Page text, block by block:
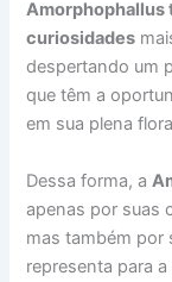
Amorphophallus
curiosidades
despertando um
que têm a
em sua plena
Dessa forma, a
apenas por suas
mas também por
representa para